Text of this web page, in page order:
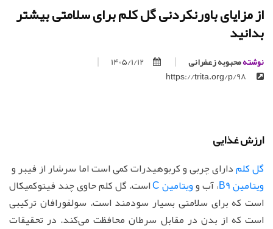
از مزایای باورنکردنی گل کلم برای سلامتی بیشتر
بدانید
نوشتهمحبوبه زعفرانی
1405/1/12
ارزش غذایی
گل کلمدارای چربی و کربوهیدرات کمی است اما سرشار از فیبر و
ویتامین B9
، آب وویتامین C است. گل کلم حاوی چند فیتوکمیکال
است که برای سلامتی بسیار سودمند است. سولفورافان ترکیبی
است که از بدن در مقابل سرطان محافظت می‌کند. در تحقیقات